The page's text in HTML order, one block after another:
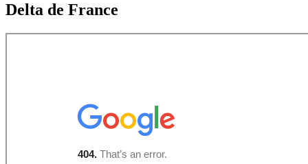
Delta de France